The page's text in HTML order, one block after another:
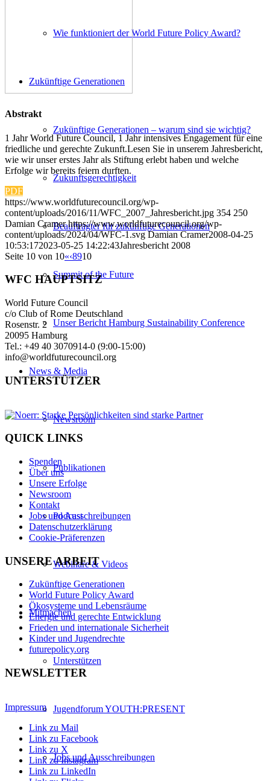
Wie funktioniert der World Future Policy Award?
Zukünftige Generationen
Zukünftige Generationen – warum sind sie wichtig?
Zukunftsgerechtigkeit
Beauftragter für zukünftige Generationen
Summit of the Future
Unser Bericht Hamburg Sustainability Conference
News & Media
Newsroom
Publikationen
Podcast
Webinare & Videos
Mitmachen
Unterstützen
Jugendforum YOUTH:PRESENT
Jobs und Ausschreibungen
Abstrakt
1 Jahr World Future Council, 1 Jahr intensives Engagement für eine
friedliche und gerechte Zukunft.Lesen Sie in unserem Jahresbericht,
wie wir unser erstes Jahr als Stiftung erlebt haben und welche
Erfolge wir bereits feiern durften.
PDF
https://www.worldfuturecouncil.org/wp-
content/uploads/2016/11/WFC_2007_Jahresbericht.jpg 354 250
Damian Cramer https://www.worldfuturecouncil.org/wp-
content/uploads/2024/04/WFC-1.svg Damian Cramer2008-04-25
10:53:172023-05-25 14:22:43Jahresbericht 2008
Seite 10 von 10«‹8910
WFC HAUPTSITZ
World Future Council
c/o Club of Rome Deutschland
Rosenstr. 2
20095 Hamburg
Tel.: +49 40 3070914-0 (9:00-15:00)
info@worldfuturecouncil.org
UNTERSTÜTZER
QUICK LINKS
Spenden
Über uns
Unsere Erfolge
Newsroom
Kontakt
Jobs und Ausschreibungen
Datenschutzerklärung
Cookie-Präferenzen
UNSERE ARBEIT
Zukünftige Generationen
World Future Policy Award
Ökosysteme und Lebensräume
Energie und gerechte Entwicklung
Frieden und internationale Sicherheit
Kinder und Jugendrechte
futurepolicy.org
NEWSLETTER
Impressum
Link zu Mail
Link zu Facebook
Link zu X
Link zu Instagram
Link zu LinkedIn